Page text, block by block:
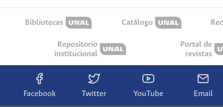
Bibliotecas Catálogo
Repositorio
institucional
Portal de
revistas
Facebook Twitter YouTube Email